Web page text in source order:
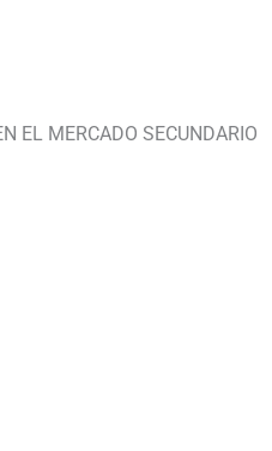
EL MERCADO SECUNDARIO